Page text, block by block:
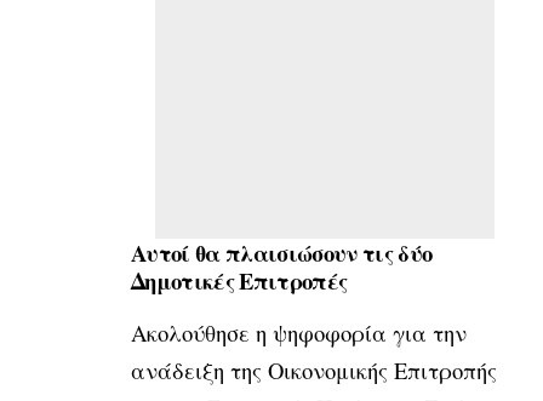
Αυτοί θα πλαισιώσουν τις δύο
Δημοτικές Επιτροπές
Ακολούθησε η ψηφοφορία για την
ανάδειξη της Οικονομικής Επιτροπής